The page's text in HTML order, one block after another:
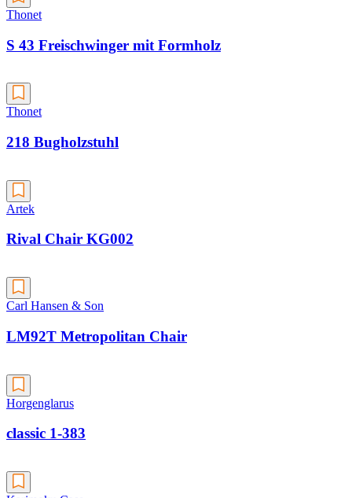
Thonet
S 43 Freischwinger mit Formholz
Thonet
218 Bugholzstuhl
Artek
Rival Chair KG002
Carl Hansen & Son
LM92T Metropolitan Chair
Horgenglarus
classic 1-383